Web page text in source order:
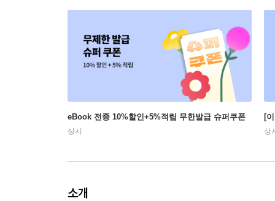
eBook 전종 10%할인+5%적립 무한발급 슈퍼쿠폰
상시
[
상
소개